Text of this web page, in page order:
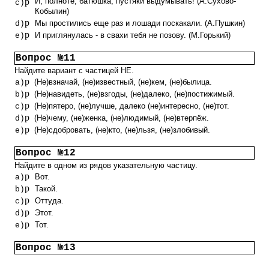
c)
Кобылин)
d)p
Мы простились еще раз и лошади поскакали. (А.Пушкин)
e)p И приглянулась - в свахи тебя не позову. (М.Горький)
Вопрос №11
Найдите вариант с частицей НЕ.
a)p (Не)взначай, (не)известный, (не)кем, (не)былица.
b)p (Не)навидеть, (не)взгоды, (не)далеко, (не)постижимый.
c)p (Не)пятеро, (не)лучше, далеко (не)интересно, (не)тот.
d)p (Не)чему, (не)женка, (не)людимый, (не)втерпёж.
e)p (Не)сдобровать, (не)кто, (не)льзя, (не)злобивый.
Вопрос №12
Найдите в одном из рядов указательную частицу.
a)p
Вот.
b)p Такой.
c)p Оттуда.
d)p
Этот.
e)p Тот.
Вопрос №13